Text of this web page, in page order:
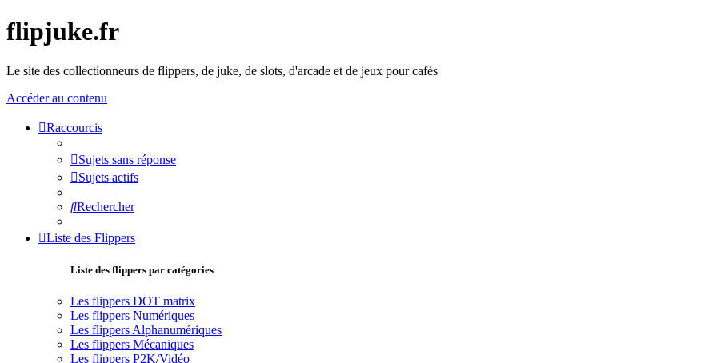
flipjuke.fr
Le site des collectionneurs de flippers, de juke, de slots, d'arcade et de jeux pour cafés
Accéder au contenu
Raccourcis
Sujets sans réponse
Sujets actifs
Rechercher
Liste des Flippers
Liste des flippers par catégories
Les flippers DOT matrix
Les flippers Numériques
Les flippers Alphanumériques
Les flippers Mécaniques
Les flippers P2K/Vidéo